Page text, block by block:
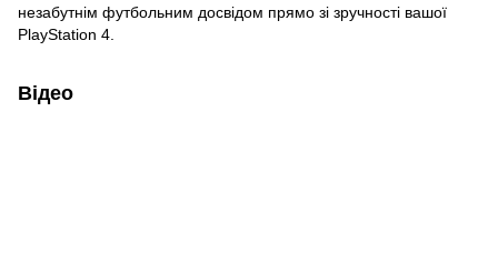
незабутнім футбольним досвідом прямо зі зручності вашої
PlayStation 4.
Відео